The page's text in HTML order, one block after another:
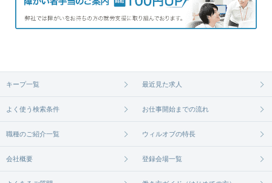
キープ一覧 最近見た求人
よく使う検索条件 お仕事開始までの流れ
職種のご紹介一覧 ウィルオブの特長
会社概要 登録会場一覧